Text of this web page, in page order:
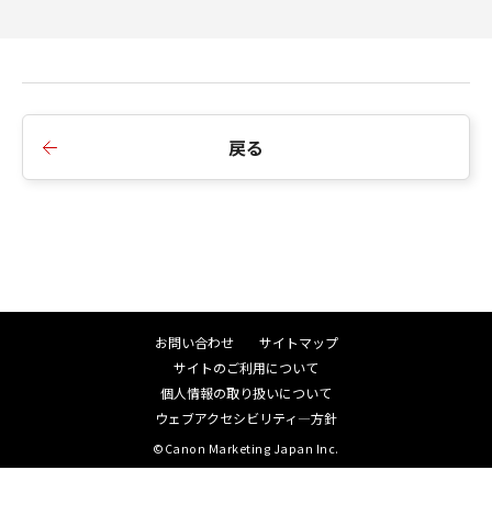
必要に応じて「本契約」を随時変更する権
利を有します。お客様は、「本契約」の変
更後も継続して「本ファームウェア」を使
用することにより、変更された「本契約」
に同意したものとみなされます。
■Ver. 1.5.0
1. 自動追尾アプリケーションのLite版を搭載しま
3. クリアスキャンの設定値の表示を見直しまし
4. [Noise Reduction] が [オート] のときに、[S/N
Priority] のON/OFFを選択する機能を追加しまし
た。ONにすると
戻る
お問い合わせ
サイトマップ
サイトのご利用について
個人情報の取り扱いについて
ウェブアクセシビリティ―方針
©Canon Marketing Japan Inc.